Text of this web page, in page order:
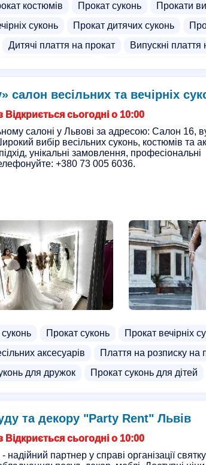
костюмів Прокат суконь Прокати
суконь Прокат дитячих суконь
Дитячі плаття на прокат Випускні плаття
сніговика на прокат Костюми на
Прокат болеро Прокат ретро костюмів
Костюм зайчика Костюм зайчика
салон весільних та вечірніх
Відкриється сьогодні о 10:00
салоні у Львові за адресою: Салон 16,
вибір весільних суконь, костюмів та
унікальні замовлення, професіональні
+380 73 005 6036.
Прокат суконь Прокат вечірніх
аксесуарів Плаття на розписку на
для дружок Прокат суконь для дітей
та декору "Party Rent" Львів
Відкриється сьогодні о 10:00
надійний партнер у справі організації